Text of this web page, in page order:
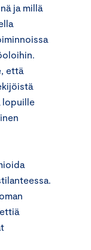
ja millä
että
lopuille